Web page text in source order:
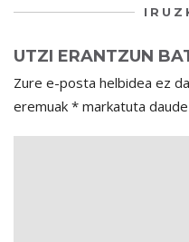
UTZI ERANTZUN
Zure e-posta helbidea ez
eremuak * markatuta daude